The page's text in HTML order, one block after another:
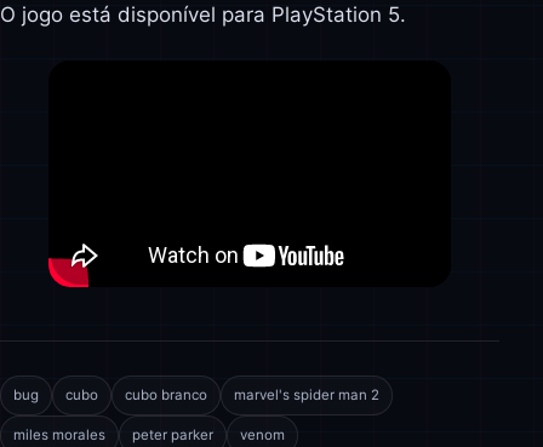
O jogo está disponível para PlayStation 5.
bug cubo cubo branco marvel's spider man 2
miles morales peter parker venom